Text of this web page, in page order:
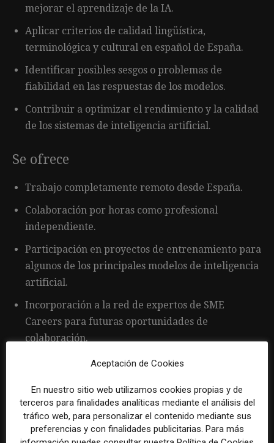
mejorar el aprendizaje de la IA.
Aplicar criterios de calidad lingüística,
terminológica y cultural en español de España.
Identificar posibles sesgos o problemas de
fiabilidad en las respuestas de los modelos.
Contribuir a optimizar el rendimiento y la calidad
de los sistemas de inteligencia artificial.
Se ofrece
Trabajo completamente remoto desde España.
Colaboración por horas como profesional
independiente.
Participación en proyectos de entrenamiento para
algunos de los principales modelos de inteligencia
artificial.
Incorporación a la red de expertos de SME
Careers para futuras oportunidades de
colaboración.
Posibilidad de participar en proyectos
lingüística e inteligencia artificial.
Aceptación de Cookies
En nuestro sitio web utilizamos cookies propias y de
terceros para finalidades analíticas mediante el análisis del
tráfico web, para personalizar el contenido mediante sus
preferencias y con finalidades publicitarias. Para más